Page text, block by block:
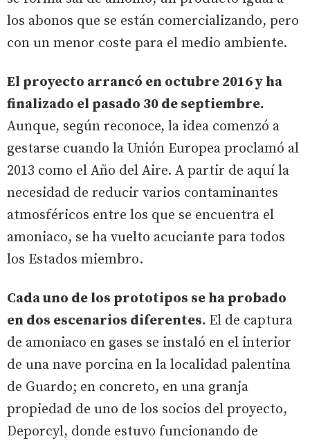
los abonos que se están comercializando, pero
con un menor coste para el medio ambiente.
El proyecto arrancó en octubre 2016 y ha
finalizado el pasado 30 de septiembre.
Aunque, según reconoce, la idea comenzó a
gestarse cuando la Unión Europea proclamó al
2013 como el Año del Aire. A partir de aquí la
necesidad de reducir varios contaminantes
atmosféricos entre los que se encuentra el
amoniaco, se ha vuelto acuciante para todos
los Estados miembro.
Cada uno de los prototipos se ha probado
en dos escenarios diferentes. El de captura
de amoniaco en gases se instaló en el interior
de una nave porcina en la localidad palentina
de Guardo; en concreto, en una granja
propiedad de uno de los socios del proyecto,
Deporcyl, donde estuvo funcionando de